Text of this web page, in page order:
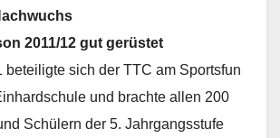
2011/12 gut gerüstet
beteiligte sich der TTC am Sportsfun
und brachte allen 200
Schülern der 5. Jahrgangsstufe